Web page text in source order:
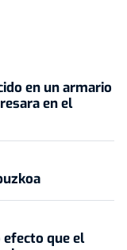
en un armario
en el
que el